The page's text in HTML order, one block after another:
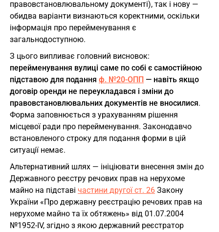
правовстановлювальному документі), так і нову —
обидва варіанти визнаються коректними, оскільки
інформація про перейменування є
загальнодоступною.
З цього випливає головний висновок:
перейменування вулиці саме по собі є самостійною
підставою для подання ф. №20-ОПП — навіть якщо
договір оренди не переукладався і зміни до
правовстановлювальних документів не вносилися.
Форма заповнюється з урахуванням рішення
місцевої ради про перейменування. Законодавчо
встановленого строку для подання форми в цій
ситуації немає.
Альтернативний шлях — ініціювати внесення змін до
Державного реєстру речових прав на нерухоме
майно на підставі частини другої ст. 26 Закону
України «Про державну реєстрацію речових прав на
нерухоме майно та їх обтяжень» від 01.07.2004
№1952-IV, згідно з якою державний реєстратор